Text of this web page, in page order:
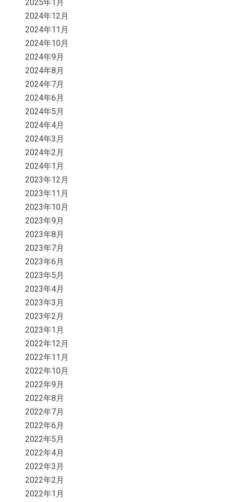
2025年1月
2024年12月
2024年11月
2024年10月
2024年9月
2024年8月
2024年7月
2024年6月
2024年5月
2024年4月
2024年3月
2024年2月
2024年1月
2023年12月
2023年11月
2023年10月
2023年9月
2023年8月
2023年7月
2023年6月
2023年5月
2023年4月
2023年3月
2023年2月
2023年1月
2022年12月
2022年11月
2022年10月
2022年9月
2022年8月
2022年7月
2022年6月
2022年5月
2022年4月
2022年3月
2022年2月
2022年1月